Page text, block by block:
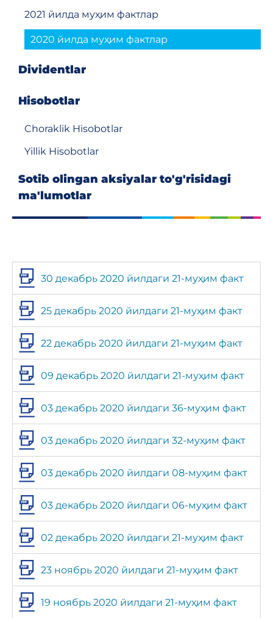
2021 йилда муҳим фактлар
2020 йилда муҳим фактлар
Dividentlar
Hisobotlar
Choraklik Hisobotlar
Yillik Hisobotlar
Sotib olingan aksiyalar to'g'risidagi
ma'lumotlar
30 декабрь 2020 йилдаги 21-муҳим факт
25 декабрь 2020 йилдаги 21-муҳим факт
22 декабрь 2020 йилдаги 21-муҳим факт
09 декабрь 2020 йилдаги 21-муҳим факт
03 декабрь 2020 йилдаги 36-муҳим факт
03 декабрь 2020 йилдаги 32-муҳим факт
03 декабрь 2020 йилдаги 08-муҳим факт
03 декабрь 2020 йилдаги 06-муҳим факт
02 декабрь 2020 йилдаги 21-муҳим факт
23 ноябрь 2020 йилдаги 21-муҳим факт
19 ноябрь 2020 йилдаги 21-муҳим факт